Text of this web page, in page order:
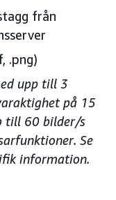
från
.png)
upp till 3
på 15
till 60 bilder/s
Se
information.